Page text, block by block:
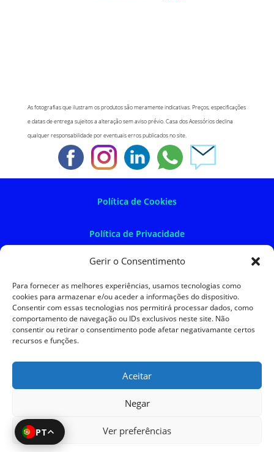
Gerir o Consentimento
Para fornecer as melhores experiências, usamos tecnologias como
cookies para armazenar e/ou aceder a informações do dispositivo.
Consentir com essas tecnologias nos permitirá processar dados, como
comportamento de navegação ou IDs exclusivos neste site. Não
consentir ou retirar o consentimento pode afetar negativamante certos
recursos e funções.
Aceitar
Negar
Ver preferências
PT
As fotografias que ilustram os produtos são meramente indicativas. Preços, especificações
e datas de entrega sujeitos a alteração sem aviso prévio. Casa dos Acessórios declina
qualquer responsabilidade por eventuais erros publicados no site.
Política de Cookies
Política de Privacidade
Política de Devoluções
Termos e Condições
Resolução de Litígios
SKySIGMA